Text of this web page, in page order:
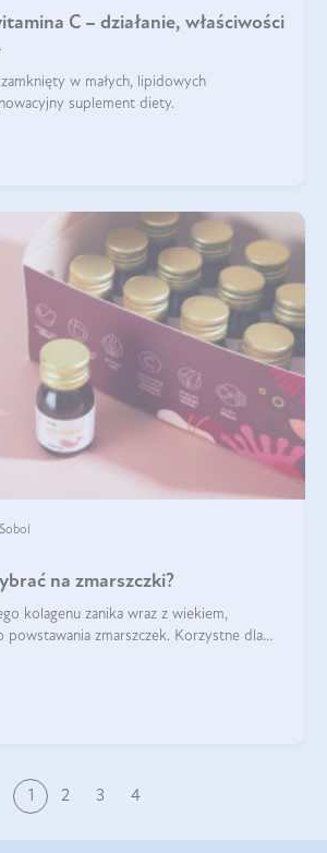
C – działanie, właściwości
w małych, lipidowych
suplement diety.
na zmarszczki?
kolagenu zanika wraz z wiekiem,
powstawania zmarszczek. Korzystne dla
1 2 3 4